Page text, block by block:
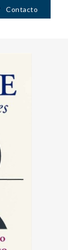
Contacto